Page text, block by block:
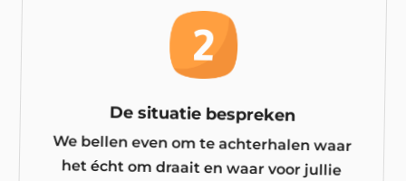
De situatie bespreken
We bellen even om te achterhalen waar
het écht om draait en waar voor jullie